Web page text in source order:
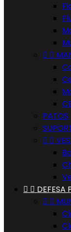
 
PATOS
 
  DEFESA
 